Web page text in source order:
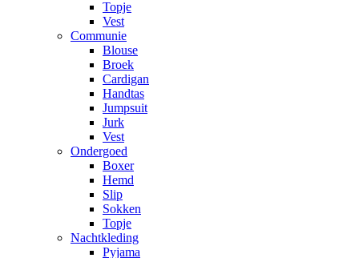
Topje
Vest
Communie
Blouse
Broek
Cardigan
Handtas
Jumpsuit
Jurk
Vest
Ondergoed
Boxer
Hemd
Slip
Sokken
Topje
Nachtkleding
Pyjama